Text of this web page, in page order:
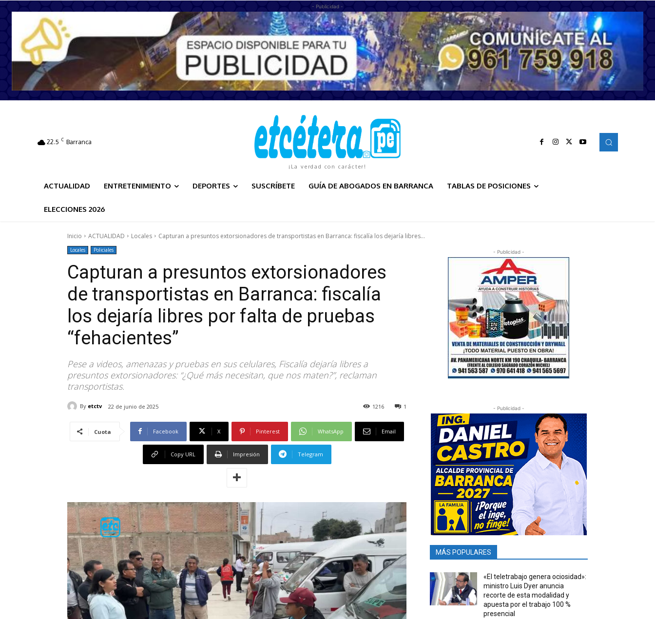
- Publicidad -
22.5 C Barranca
¡La verdad con carácter!
ACTUALIDAD ENTRETENIMIENTO DEPORTES SUSCRÍBETE GUÍA DE ABOGADOS EN BARRANCA TABLAS DE POSICIONES
ELECCIONES 2026
Inicio ACTUALIDAD Locales Capturan a presuntos extorsionadores de transportistas en Barranca: fiscalía los dejaría libres...
Locales Policiales
Capturan a presuntos extorsionadores
de transportistas en Barranca: fiscalía
los dejaría libres por falta de pruebas
“fehacientes”
Pese a videos, amenazas y pruebas en sus celulares, Fiscalía dejaría libres a
presuntos extorsionadores: “¿Qué más necesitan, que nos maten?”, reclaman
transportistas.
By etctv 22 de junio de 2025 1
1216
Cuota Facebook X Pinterest WhatsApp Email
Copy URL Impresión Telegram
- Publicidad -
- Publicidad -
MÁS POPULARES
«El teletrabajo genera ociosidad»:
ministro Luis Dyer anuncia
recorte de esta modalidad y
apuesta por el trabajo 100 %
presencial